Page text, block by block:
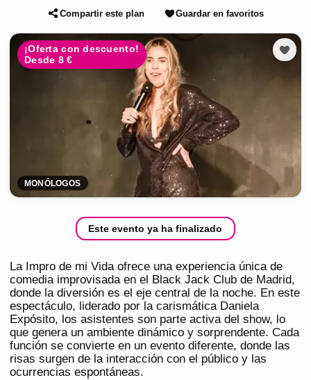
Compartir este plan Guardar en favoritos
¡Oferta con descuento!
Desde 8 €
MONÓLOGOS
Este evento ya ha finalizado
La Impro de mi Vida ofrece una experiencia única de
comedia improvisada en el Black Jack Club de Madrid,
donde la diversión es el eje central de la noche. En este
espectáculo, liderado por la carismática Daniela
Expósito, los asistentes son parte activa del show, lo
que genera un ambiente dinámico y sorprendente. Cada
función se convierte en un evento diferente, donde las
risas surgen de la interacción con el público y las
ocurrencias espontáneas.